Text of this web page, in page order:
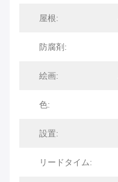
屋根:
防腐剤:
絵画:
色:
設置:
リードタイム: